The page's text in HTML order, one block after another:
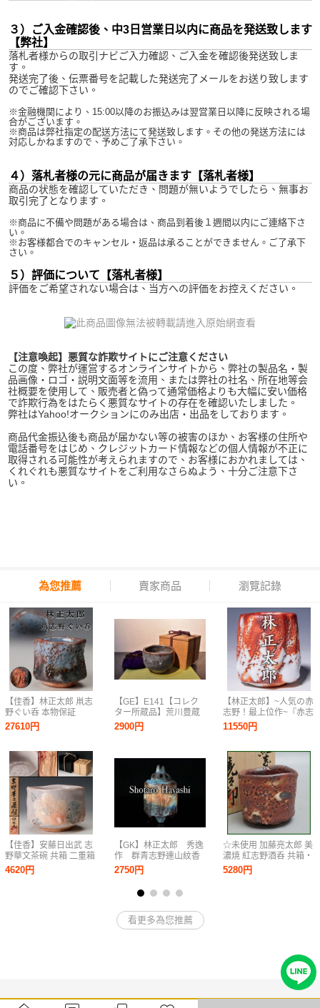
３）ご入金確認後、中3日営業日以内に商品を発送致します
【弊社】
落札者様からの取引ナビご入力確認、ご入金を確認後発送致しま
す。
発送完了後、伝票番号を記載した発送完了メールをお送り致します
のでご確認下さい。
※金融機関により、15:00以降のお振込みは翌営業日以降に反映される場
合がございます。
※商品は弊社指定の配送方法にて発送致します。その他の発送方法には
対応しかねますので、予めご了承下さい。
４）落札者様の元に商品が届きます【落札者様】
商品の状態を確認していただき、問題が無いようでしたら、無事お
取引完了となります。
※商品に不備や問題がある場合は、商品到着後１週間以内にご連絡下さ
い。
※お客様都合でのキャンセル・返品は承ることができません。ご了承下
さい。
５）評価について【落札者様】
評価をご希望されない場合は、当方への評価をお控えください。
【注意喚起】悪質な詐欺サイトにご注意ください
この度、弊社が運営するオンラインサイトから、弊社の製品名・製
品画像・ロゴ・説明文面等を流用、または弊社の社名、所在地等会
社概要を使用して、販売者と偽って通常価格よりも大幅に安い価格
で詐欺行為をはたらく悪質なサイトの存在を確認いたしました。
弊社はYahoo!オークションにのみ出店・出品をしております。
商品代金振込後も商品が届かない等の被害のほか、お客様の住所や
電話番号をはじめ、クレジットカード情報などの個人情報が不正に
取得される可能性が考えられますので、お客様におかれましては、
くれぐれも悪質なサイトをご利用なさらぬよう、十分ご注意下さ
い。
為您推薦 賣家商品 瀏覽記錄
【佳香】林正太郎 鼡志
野ぐい呑 本物保証
27610円
【佳香】安藤日出武 志
野華文茶碗 共箱 二重箱
共布 栞 茶道具 本物保
4620円
【GE】E141【コレク
ター所蔵品】荒川豊蔵
鼡志野茶碗 共箱/日本美
術 美濃焼 茶道具 骨董
2900円
【GK】林正太郎 秀逸
作 群青志野連山紋香
炉 共箱 共布 栞
無傷 本物保証！
2750円
【林正太郎】~人気の赤
志野！最上位作~『赤志
野湯呑』共箱 a812
11550円
☆未使用 加藤亮太郎 美
濃焼 紅志野酒呑 共箱・
共布付き/陶器/酒器/陶
芸/焼き物/作家物
5280円
看更多為您推薦